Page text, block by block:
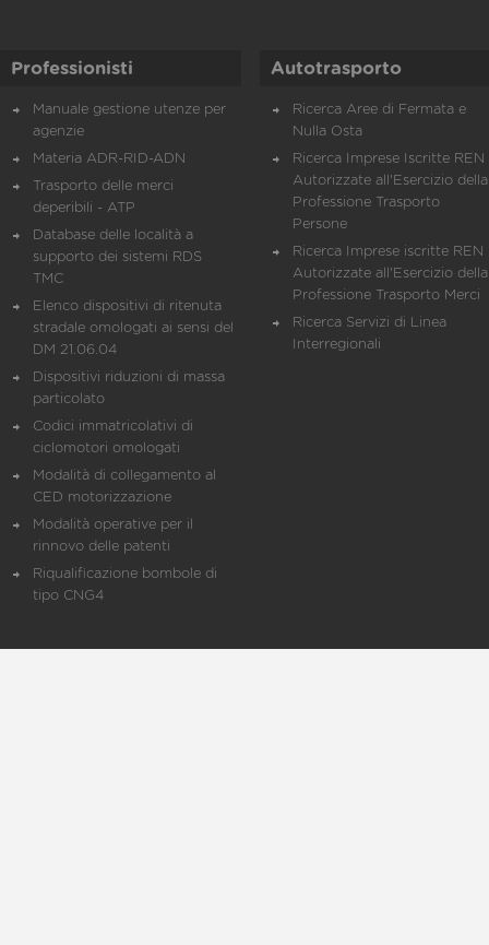
Professionisti
Manuale gestione utenze per
agenzie
Materia ADR-RID-ADN
Trasporto delle merci
deperibili - ATP
Database delle località a
supporto dei sistemi RDS
TMC
Elenco dispositivi di ritenuta
stradale omologati ai sensi del
DM 21.06.04
Dispositivi riduzioni di massa
particolato
Codici immatricolativi di
ciclomotori omologati
Modalità di collegamento al
CED motorizzazione
Modalità operative per il
rinnovo delle patenti
Riqualificazione bombole di
tipo CNG4
Autotrasporto
Ricerca Aree di Fermata e
Nulla Osta
Ricerca Imprese Iscritte REN
Autorizzate all'Esercizio della
Professione Trasporto
Persone
Ricerca Imprese iscritte REN
Autorizzate all'Esercizio della
Professione Trasporto Merci
Ricerca Servizi di Linea
Interregionali